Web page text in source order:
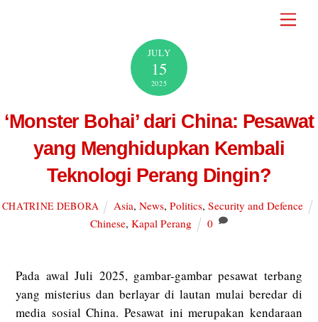
JULY
15
2025
‘Monster Bohai’ dari China: Pesawat
yang Menghidupkan Kembali
Teknologi Perang Dingin?
CHATRINE DEBORA Asia,News,Politics,Security and Defence
Chinese,Kapal Perang 0
Pada awal Juli 2025, gambar-gambar pesawat terbang
yang misterius dan berlayar di lautan mulai beredar di
media sosial China. Pesawat ini merupakan kendaraan